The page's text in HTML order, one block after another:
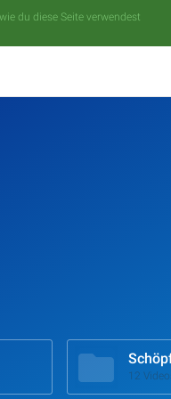
du diese Seite verwendest
12